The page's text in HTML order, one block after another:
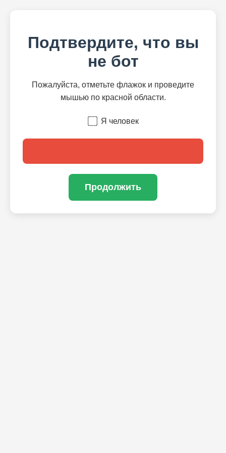
Подтвердите, что вы
не бот
Пожалуйста, отметьте флажок и проведите
мышью по красной области.
Я человек
Продолжить